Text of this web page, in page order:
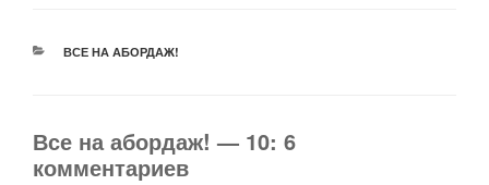
РУБРИКИ
ВСЕ НА АБОРДАЖ!
Все на абордаж! — 10: 6
комментариев